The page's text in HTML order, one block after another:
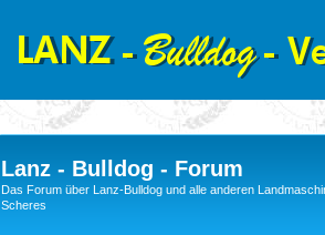
Lanz - Bulldog - Forum
Das Forum über Lanz-Bulldog und alle anderen
Scheres